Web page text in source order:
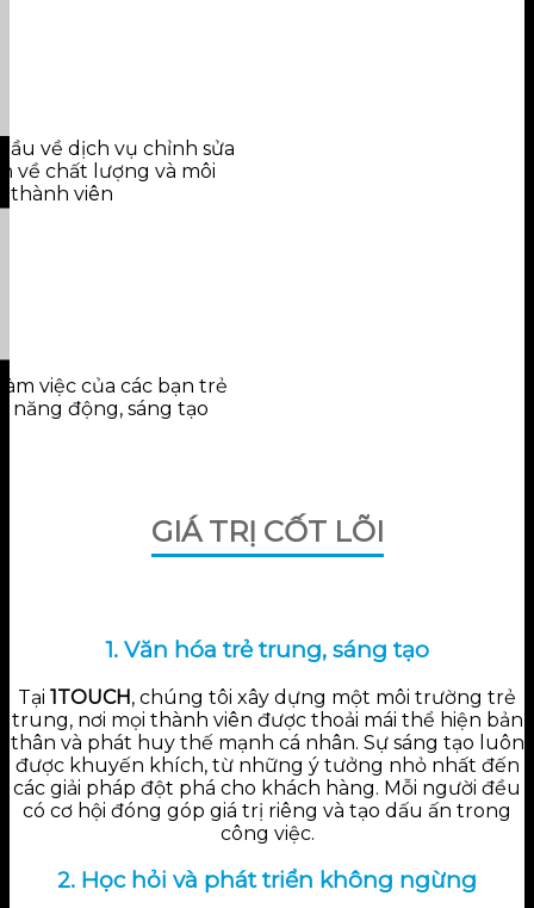
về dịch vụ chỉnh sửa
về chất lượng và môi
thành viên
việc của các bạn trẻ
năng động, sáng tạo
GIÁ TRỊ CỐT LÕI
1. Văn hóa trẻ trung, sáng tạo
Tại 1TOUCH, chúng tôi xây dựng một môi trường trẻ
trung, nơi mọi thành viên được thoải mái thể hiện bản
thân và phát huy thế mạnh cá nhân. Sự sáng tạo luôn
được khuyến khích, từ những ý tưởng nhỏ nhất đến
các giải pháp đột phá cho khách hàng. Mỗi người đều
có cơ hội đóng góp giá trị riêng và tạo dấu ấn trong
công việc.
2. Học hỏi và phát triển không ngừng